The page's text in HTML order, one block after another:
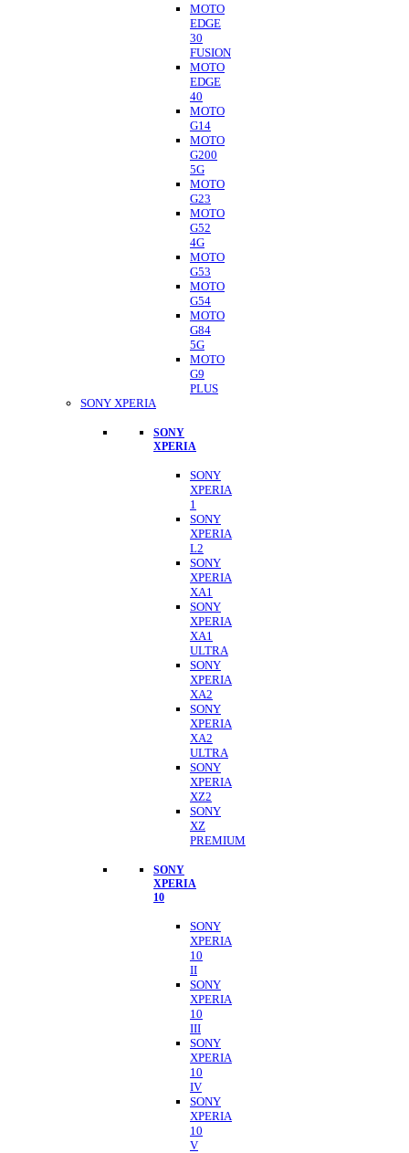
MOTO
EDGE
30
FUSION
MOTO
EDGE
40
MOTO
G14
MOTO
G200
5G
MOTO
G23
MOTO
G52
4G
MOTO
G53
MOTO
G54
MOTO
G84
5G
MOTO
G9
PLUS
SONY XPERIA
SONY
XPERIA
SONY
XPERIA
1
SONY
XPERIA
L2
SONY
XPERIA
XA1
SONY
XPERIA
XA1
ULTRA
SONY
XPERIA
XA2
SONY
XPERIA
XA2
ULTRA
SONY
XPERIA
XZ2
SONY
XZ
PREMIUM
SONY
XPERIA
10
SONY
XPERIA
10
II
SONY
XPERIA
10
III
SONY
XPERIA
10
IV
SONY
XPERIA
10
V